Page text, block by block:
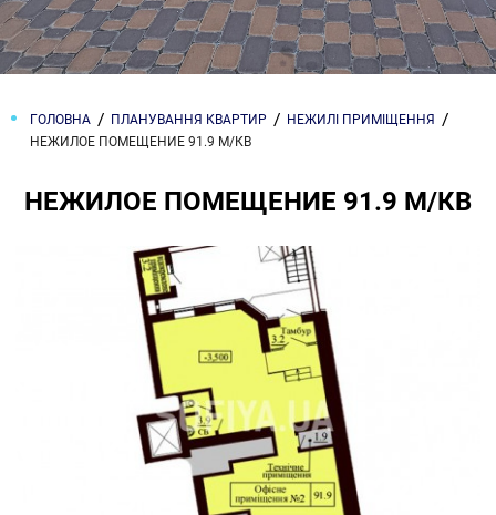
ГОЛОВНА ПЛАНУВАННЯ КВАРТИР
НЕЖИЛІ ПРИМІЩЕННЯ
НЕЖИЛОЕ ПОМЕЩЕНИЕ 91.9 М/КВ
НЕЖИЛОЕ ПОМЕЩЕНИЕ 91.9 М/КВ